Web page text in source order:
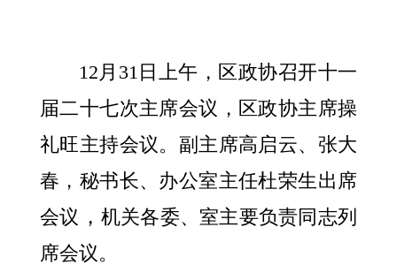
12月 31日 上午，区政协召开十一
届二十七次主席会议，区政协主席操
礼旺主持会议。副主席高启云、张大
春，秘书长、办公室主任杜荣生出席
会议 ， 机关各委、室主要负责同志列
席会议。